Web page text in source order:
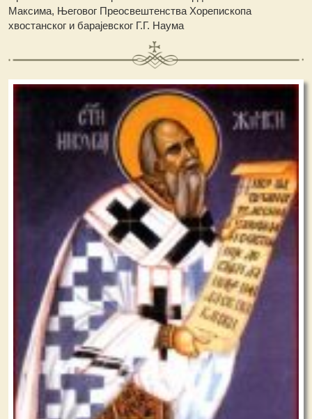
Максима, Његовог Преосвештенства Хорепископа
хвостанског и барајевског Г.Г. Наума